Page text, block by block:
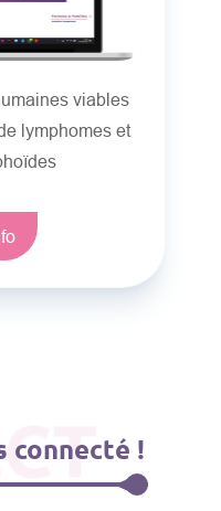
viables
lymphomes et
connecté !